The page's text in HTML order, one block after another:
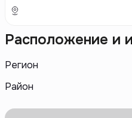
Расположение и
Регион
Район